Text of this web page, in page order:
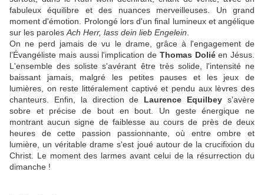
fabuleux équilibre et des nuances merveilleuses. Un grand
moment d'émotion. Prolongé lors d'un final lumineux et angélique
sur les paroles Ach Herr, lass dein lieb Engelein
On ne perd jamais de vu le drame, grâce à l'engagement de
l’Évangéliste mais aussi l'implication de Thomas Doliéen Jésus.
L'ensemble des soliste s'avérant être très solide, l'intensité ne
baissant jamais, malgré les petites pauses et les jeux de
lumières, on reste littéralement captivé et pendu aux lèvres des
chanteurs. Enfin, la direction de Laurence Equilbey s'avère
sobre et précise de bout en bout. Un geste énergique ne
montrant aucun signe de faiblesse au cours de près de deux
heures de cette passion passionnante, où entre ombre et
lumière, un véritable drame s'est joué autour de la crucifixion du
Christ. Le moment des larmes avant celui de la résurrection du
dimanche !